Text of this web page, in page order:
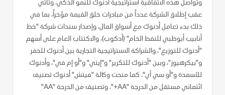
وتواصل هذه الاتفاقية استراتيجية أدنوك للنمو الذكي، وتأتي
عقب إطلاق الشركة عدداً من مبادرات خلق القيمة مؤخراً، بما في
ذلك بدء تعامل أدنوك مع أسواق المال، وإصدار سندات شركة "خط
أنابيب أبوظبي للنفط الخام" (أدكوب)، والاكتتاب العام على أسهم
"أدنوك للتوزيع"، والشراكة الاستراتيجية التجارية بين أدنوك للحفر
و"بيكرهيوز"، وبين "أدنوك للتكرير" و"إيني" و"أو إم في"، وأدنوك
للأسمدة و"أو سي آي". كما منحت وكالة "فيتش" أدنوك تصنيف
ائتماني مستقل من الدرجة "AA+"، وتصنيف من الدرجة "AA"